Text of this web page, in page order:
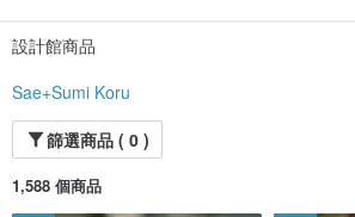
◇公司簡介◇
濱田紗子
◆金屬飾品師
◆GIA.GG（美國寶石學會寶石學碩士）
從京都藝術學院日本畫系畢業後，在紐約的紐約藝術學
轉到普拉特藝術學院。
設計館商品
Sae+Sumi Koru
篩選商品 ( 0 )
1,588 個商品